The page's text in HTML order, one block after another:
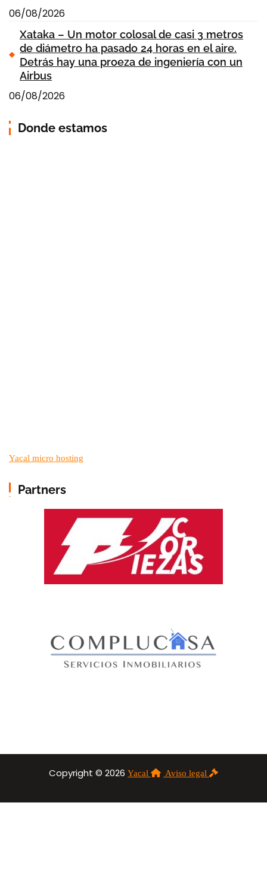
06/08/2026
Xataka – Un motor colosal de casi 3 metros
de diámetro ha pasado 24 horas en el aire.
Detrás hay una proeza de ingeniería con un
Airbus
06/08/2026
Donde estamos
Yacal micro hosting
Partners
Copyright © 2026 Yacal Aviso legal